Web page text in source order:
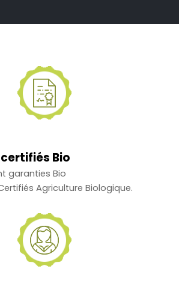
Bio
garanties Bio
Agriculture Biologique.